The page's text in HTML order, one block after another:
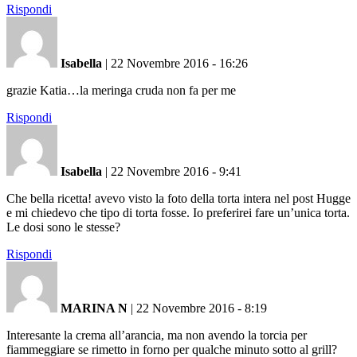
Rispondi
Isabella | 22 Novembre 2016 - 16:26
grazie Katia…la meringa cruda non fa per me
Rispondi
Isabella | 22 Novembre 2016 - 9:41
Che bella ricetta! avevo visto la foto della torta intera nel post Hugge
e mi chiedevo che tipo di torta fosse. Io preferirei fare un’unica torta.
Le dosi sono le stesse?
Rispondi
MARINA N | 22 Novembre 2016 - 8:19
Interesante la crema all’arancia, ma non avendo la torcia per
fiammeggiare se rimetto in forno per qualche minuto sotto al grill?